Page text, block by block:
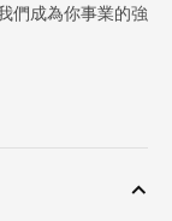
們成為你事業的強